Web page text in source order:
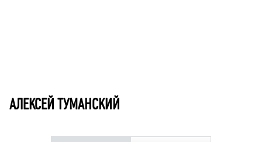
АЛЕКСЕЙ ТУМАНСКИЙ